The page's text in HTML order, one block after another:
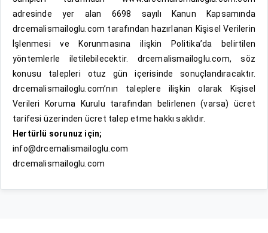
adresinde yer alan 6698 sayılı Kanun Kapsamında
drcemalismailoglu.com tarafından hazırlanan Kişisel Verilerin
İşlenmesi ve Korunmasına ilişkin Politika’da belirtilen
yöntemlerle iletilebilecektir. drcemalismailoglu.com, söz
konusu talepleri otuz gün içerisinde sonuçlandıracaktır.
drcemalismailoglu.com’nın taleplere ilişkin olarak Kişisel
Verileri Koruma Kurulu tarafından belirlenen (varsa) ücret
tarifesi üzerinden ücret talep etme hakkı saklıdır.
Hertürlü sorunuz için;
info@drcemalismailoglu.com
drcemalismailoglu.com